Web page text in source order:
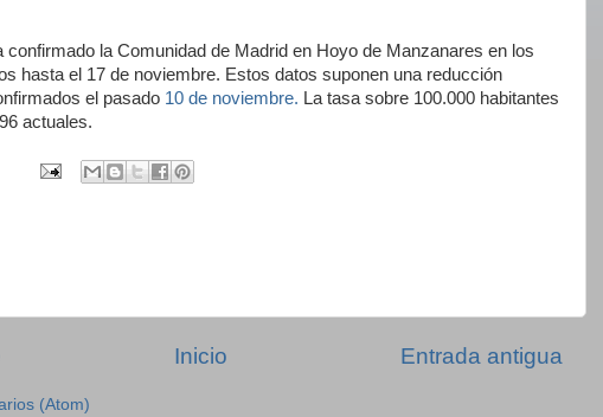
la Comunidad de Madrid en Hoyo de Manzanares en los
hasta el 17 de noviembre. Estos datos suponen una reducción
el pasado 10 de noviembre. La tasa sobre 100.000 habitantes
actuales.
Entrada antigua
Inicio
(Atom)